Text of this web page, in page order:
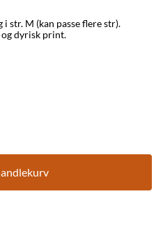
str. M (kan passe flere str).
dyrisk print.